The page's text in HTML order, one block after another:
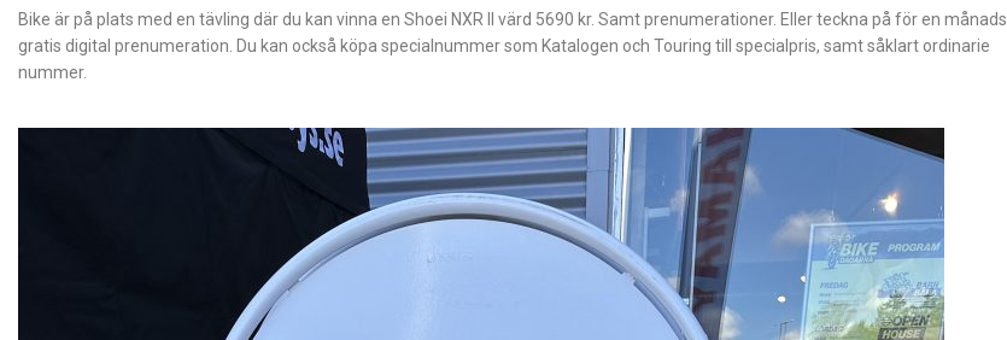
Bike är på plats med en tävling där du kan vinna en Shoei NXR II värd 5690 kr. Samt prenumerationer. Eller teckna på för en månads
gratis digital prenumeration. Du kan också köpa specialnummer som Katalogen och Touring till specialpris, samt såklart ordinarie
nummer.